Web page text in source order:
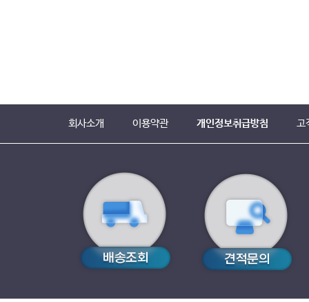
회사소개 이용약관 개인정보취급방침 고